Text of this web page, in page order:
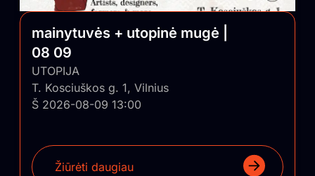
mainytuvės + utopinė mugė |
08 09
UTOPIJA
T. Kosciuškos g. 1, Vilnius
Š 2026-08-09 13:00
Žiūrėti daugiau